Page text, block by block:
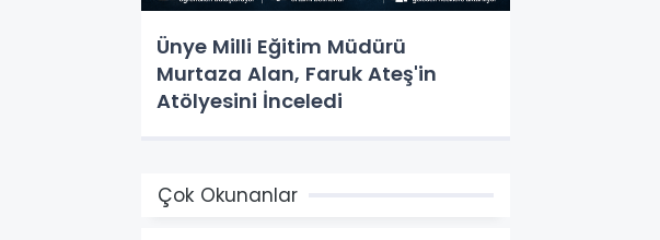
Ünye Milli Eğitim Müdürü
Murtaza Alan, Faruk Ateş'in
Atölyesini İnceledi
Çok Okunanlar